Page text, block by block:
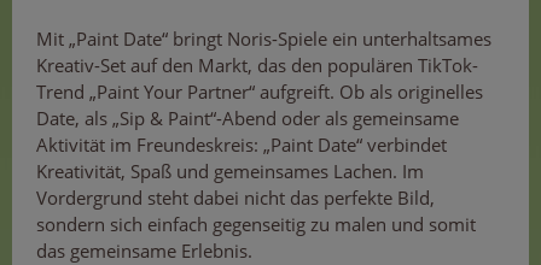
Mit „Paint Date“ bringt Noris-Spiele ein unterhaltsames
Kreativ-Set auf den Markt, das den populären TikTok-
Trend „Paint Your Partner“ aufgreift. Ob als originelles
Date, als „Sip & Paint“-Abend oder als gemeinsame
Aktivität im Freundeskreis: „Paint Date“ verbindet
Kreativität, Spaß und gemeinsames Lachen. Im
Vordergrund steht dabei nicht das perfekte Bild,
sondern sich einfach gegenseitig zu malen und somit
das gemeinsame Erlebnis.